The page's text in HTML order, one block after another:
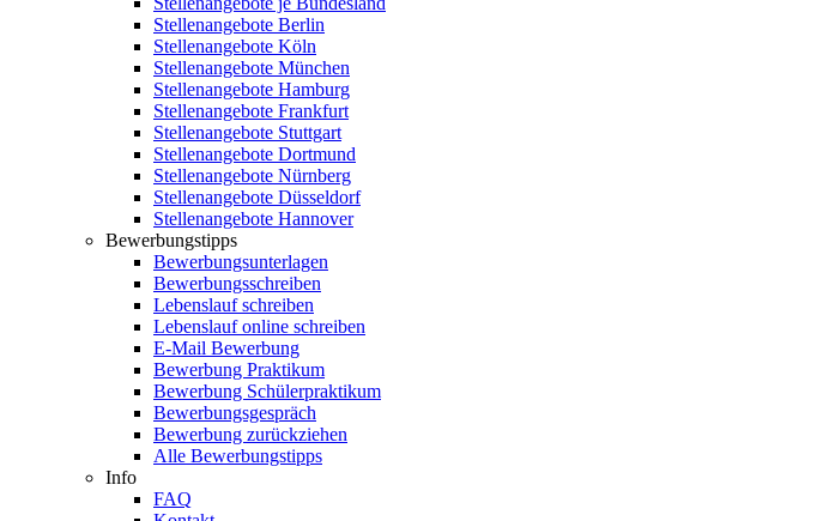
Stellenangebote Berlin
Stellenangebote Köln
Stellenangebote München
Stellenangebote Hamburg
Stellenangebote Frankfurt
Stellenangebote Stuttgart
Stellenangebote Dortmund
Stellenangebote Nürnberg
Stellenangebote Düsseldorf
Stellenangebote Hannover
Bewerbungstipps
Bewerbungsunterlagen
Bewerbungsschreiben
Lebenslauf schreiben
Lebenslauf online schreiben
E-Mail Bewerbung
Bewerbung Praktikum
Bewerbung Schülerpraktikum
Bewerbungsgespräch
Bewerbung zurückziehen
Alle Bewerbungstipps
Info
FAQ